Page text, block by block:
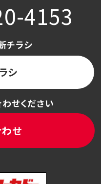
4153
チラシ
シ
せください
せ